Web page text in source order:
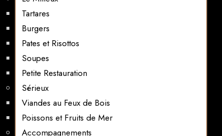
Tartares
Burgers
Pates et Risottos
Soupes
Petite Restauration
Sérieux
Viandes au Feux de Bois
Poissons et Fruits de Mer
Accompagnements